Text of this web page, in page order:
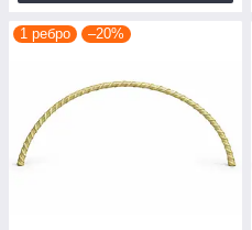
1 ребро –20%